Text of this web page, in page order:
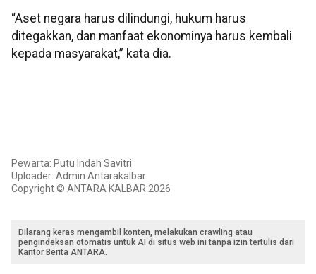
“Aset negara harus dilindungi, hukum harus
ditegakkan, dan manfaat ekonominya harus kembali
kepada masyarakat,” kata dia.
Pewarta: Putu Indah Savitri
Uploader: Admin Antarakalbar
Copyright © ANTARA KALBAR 2026
Dilarang keras mengambil konten, melakukan crawling atau
pengindeksan otomatis untuk AI di situs web ini tanpa izin tertulis dari
Kantor Berita ANTARA.